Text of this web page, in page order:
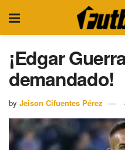
¡Edgar
demandado!
by Jeison Cifuentes Pérez